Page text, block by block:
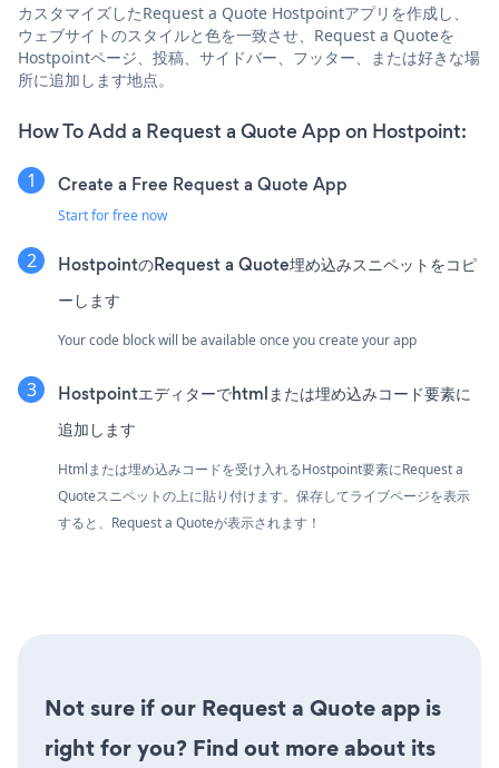
カスタマイズしたRequest a Quote Hostpointアプリを作成し、
ウェブサイトのスタイルと色を一致させ、Request a Quoteを
Hostpointページ、投稿、サイドバー、フッター、または好きな場
所に追加します地点。
How To Add a Request a Quote App on Hostpoint:
Create a Free Request a Quote App
Start for free now
HostpointのRequest a Quote埋め込みスニペットをコピ
ーします
Your code block will be available once you create your app
Hostpointエディターでhtmlまたは埋め込みコード要素に
追加します
Htmlまたは埋め込みコードを受け入れるHostpoint要素にRequest a
Quoteスニペットの上に貼り付けます。保存してライブページを表示
すると、Request a Quoteが表示されます！
Not sure if our Request a Quote app is
right for you? Find out more about its